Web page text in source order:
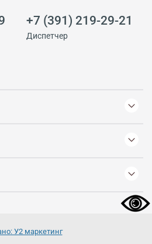
+7 (391) 219-29-21
Диспетчер
У2 маркетинг